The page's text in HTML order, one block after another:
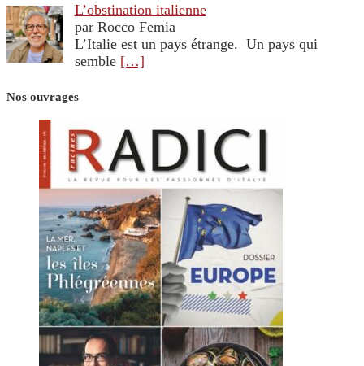
L’obstination italienne
par Rocco Femia
L’Italie est un pays étrange. Un pays qui
semble […]
Nos ouvrages